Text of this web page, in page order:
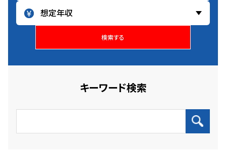
検索する
キーワード検索